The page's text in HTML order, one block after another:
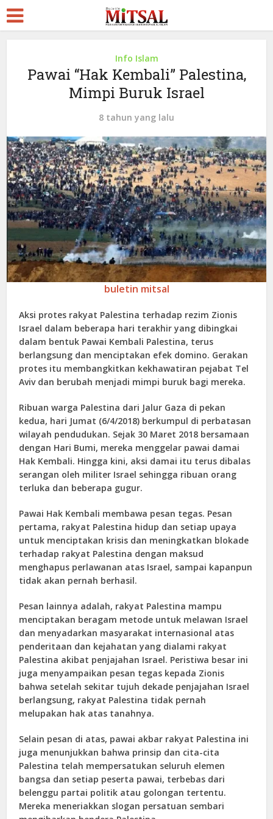
Info Islam
Pawai “Hak Kembali” Palestina,
Mimpi Buruk Israel
8 tahun yang lalu
buletin mitsal
Aksi protes rakyat Palestina terhadap rezim Zionis
Israel dalam beberapa hari terakhir yang dibingkai
dalam bentuk Pawai Kembali Palestina, terus
berlangsung dan menciptakan efek domino. Gerakan
protes itu membangkitkan kekhawatiran pejabat Tel
Aviv dan berubah menjadi mimpi buruk bagi mereka.
Ribuan warga Palestina dari Jalur Gaza di pekan
kedua, hari Jumat (6/4/2018) berkumpul di perbatasan
wilayah pendudukan. Sejak 30 Maret 2018 bersamaan
dengan Hari Bumi, mereka menggelar pawai damai
Hak Kembali. Hingga kini, aksi damai itu terus dibalas
serangan oleh militer Israel sehingga ribuan orang
terluka dan beberapa gugur.
Pawai Hak Kembali membawa pesan tegas. Pesan
pertama, rakyat Palestina hidup dan setiap upaya
untuk menciptakan krisis dan meningkatkan blokade
terhadap rakyat Palestina dengan maksud
menghapus perlawanan atas Israel, sampai kapanpun
tidak akan pernah berhasil.
Pesan lainnya adalah, rakyat Palestina mampu
menciptakan beragam metode untuk melawan Israel
dan menyadarkan masyarakat internasional atas
penderitaan dan kejahatan yang dialami rakyat
Palestina akibat penjajahan Israel. Peristiwa besar ini
juga menyampaikan pesan tegas kepada Zionis
bahwa setelah sekitar tujuh dekade penjajahan Israel
berlangsung, rakyat Palestina tidak pernah
melupakan hak atas tanahnya.
Selain pesan di atas, pawai akbar rakyat Palestina ini
juga menunjukkan bahwa prinsip dan cita-cita
Palestina telah mempersatukan seluruh elemen
bangsa dan setiap peserta pawai, terbebas dari
belenggu partai politik atau golongan tertentu.
Mereka meneriakkan slogan persatuan sembari